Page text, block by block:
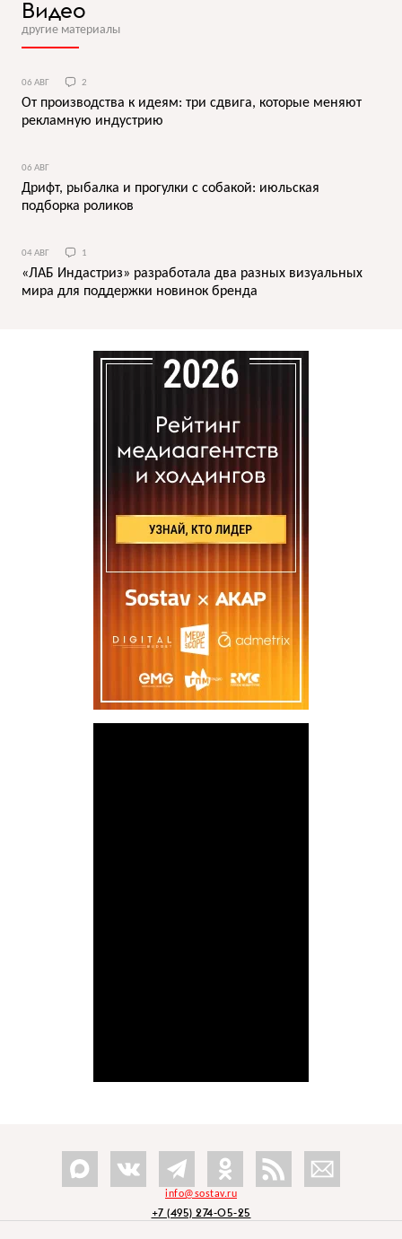
Видео
другие материалы
06 АВГ 2
От производства к идеям: три сдвига, которые меняют
рекламную индустрию
06 АВГ
Дрифт, рыбалка и прогулки с собакой: июльская
подборка роликов
04 АВГ 1
«ЛАБ Индастриз» разработала два разных визуальных
мира для поддержки новинок бренда
info@sostav.ru
+7 (495) 274-05-25